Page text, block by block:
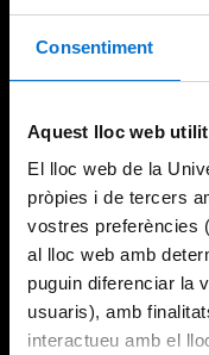
Consentiment
Aquest lloc web
El lloc web de la
pròpies i de tercers
vostres preferències
al lloc web amb
puguin diferenciar la
usuaris), amb
interactueu amb el